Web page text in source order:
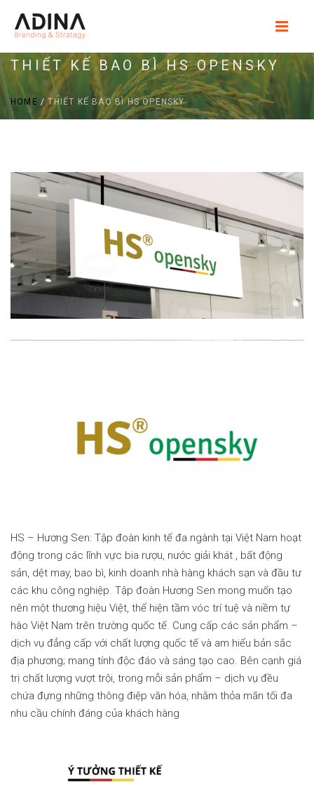
THIẾT KẾ BAO BÌ HS OPENSKY
HOME /THIẾT KẾ BAO BÌ HS OPENSKY
HS – Hương Sen: Tập đoàn kinh tế đa ngành tại Việt Nam hoạt
động trong các lĩnh vực bia rượu, nước giải khát , bất động
sản, dệt may, bao bì, kinh doanh nhà hàng khách sạn và đầu tư
các khu công nghiệp. Tập đoàn Hương Sen mong muốn tạo
nên một thương hiệu Việt, thể hiện tầm vóc trí tuệ và niềm tự
hào Việt Nam trên trường quốc tế. Cung cấp các sản phẩm –
dịch vụ đẳng cấp với chất lượng quốc tế và am hiểu bản sắc
địa phương; mang tính độc đáo và sáng tạo cao. Bên cạnh giá
trị chất lượng vượt trội, trong mỗi sản phẩm – dịch vụ đều
chứa đựng những thông điệp văn hóa, nhằm thỏa mãn tối đa
nhu cầu chính đáng của khách hàng